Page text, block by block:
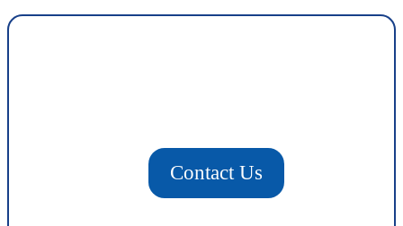
Contact Us